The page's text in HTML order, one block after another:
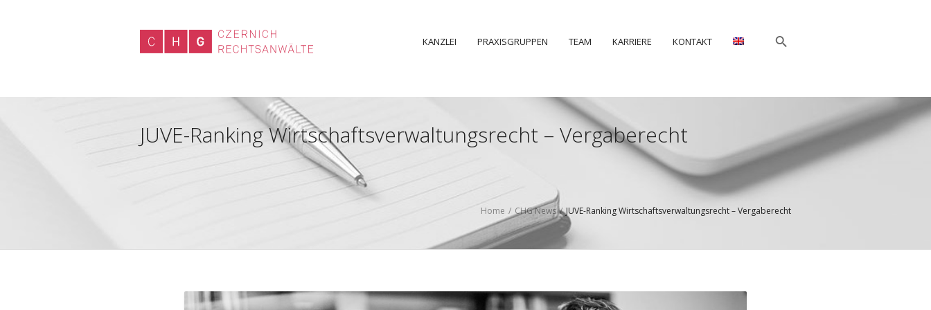
KANZLEI PRAXISGRUPPEN TEAM KARRIERE KONTAKT
JUVE-Ranking Wirtschaftsverwaltungsrecht – Vergaberecht
Home / CHG News /JUVE-Ranking Wirtschaftsverwaltungsrecht – Vergaberecht